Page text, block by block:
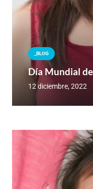
_BLOG
Día Mundial
12 diciembre, 2022